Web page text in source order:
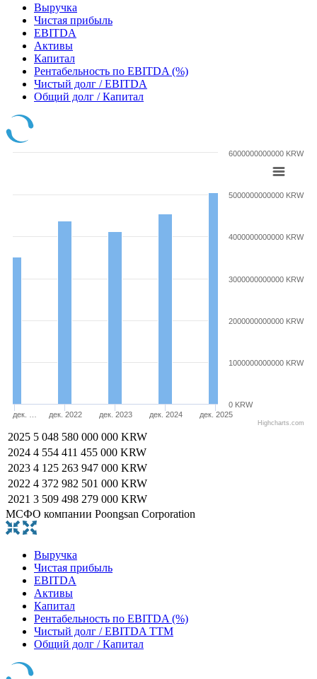
Выручка
Чистая прибыль
EBITDA
Активы
Капитал
Рентабельность по EBITDA (%)
Чистый долг / EBITDA
Общий долг / Капитал
дек. … дек. 2022 дек. 2023 дек. 2024 дек. 2025
0 KRW
1000000000000 KRW
2000000000000 KRW
3000000000000 KRW
4000000000000 KRW
5000000000000 KRW
6000000000000 KRW
Highcharts.com
2025 5 048 580 000 000 KRW
2024 4 554 411 455 000 KRW
2023 4 125 263 947 000 KRW
2022 4 372 982 501 000 KRW
2021 3 509 498 279 000 KRW
МСФО компании Poongsan Corporation
Выручка
Чистая прибыль
EBITDA
Активы
Капитал
Рентабельность по EBITDA (%)
Чистый долг / EBITDA TTM
Общий долг / Капитал